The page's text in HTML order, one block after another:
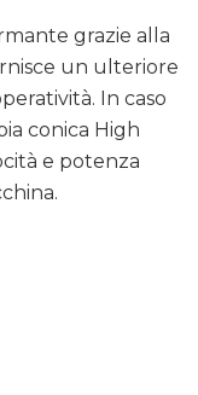
grazie alla
un ulteriore
In caso
conica High
e potenza